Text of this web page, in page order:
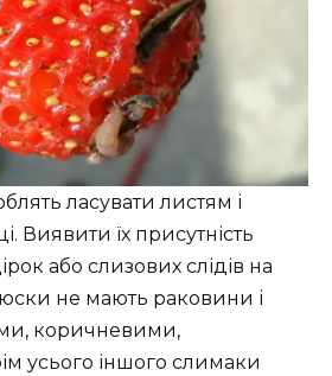
ласувати листям і
Виявити їх присутність
або слизових слідів на
не мають раковини і
коричневими,
усього іншого слимаки